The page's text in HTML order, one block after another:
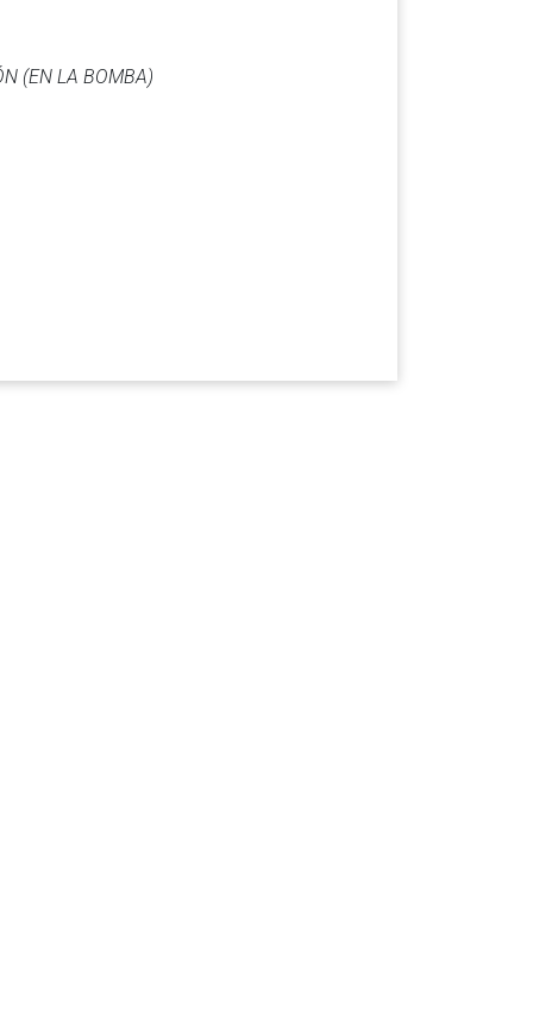
(EN LA BOMBA)